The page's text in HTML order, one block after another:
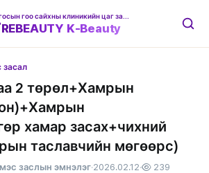
REBEAUTY K-Beauty
засал
2 төрөл+Хамрын
хамар засах+чихний
таславчийн мөгөөрс)
заслын эмнэлэг·2026.02.12· 239